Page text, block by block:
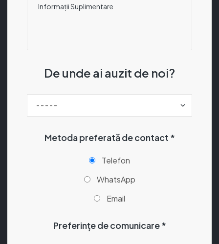
De unde ai auzit de noi?
Metoda preferată de contact *
Telefon
WhatsApp
Email
Preferințe de comunicare *